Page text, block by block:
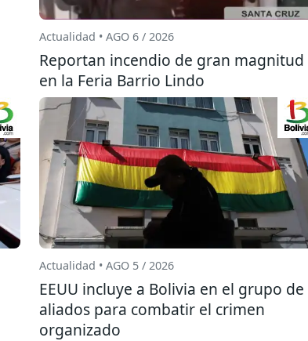
Actualidad • AGO 6 / 2026
Reportan incendio de gran magnitud
en la Feria Barrio Lindo
Actualidad • AGO 5 / 2026
EEUU incluye a Bolivia en el grupo de
aliados para combatir el crimen
organizado